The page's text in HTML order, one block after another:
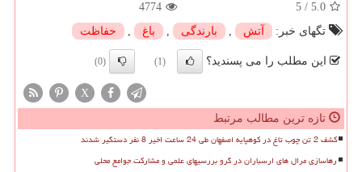
5.0
/
5
4774
تگهای خبر:
آتش , بارندگی , باغ , حفاظت
این مطلب را می پسندید؟ (1)
(0)
X
تازه ترین مطالب مرتبط
کشف 2 تن چوب تاغ در کوهپایه اصفهان طی 24 ساعت اخیر 8 نفر دستگیر شدند
رهاسازی مرال های ارسباران در گرو بررسیهای علمی و مشارکت جوامع محلی